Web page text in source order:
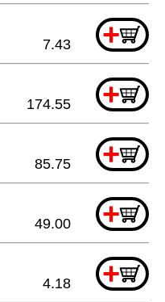
+
7.43
+
174.55
+
85.75
+
49.00
+
4.18